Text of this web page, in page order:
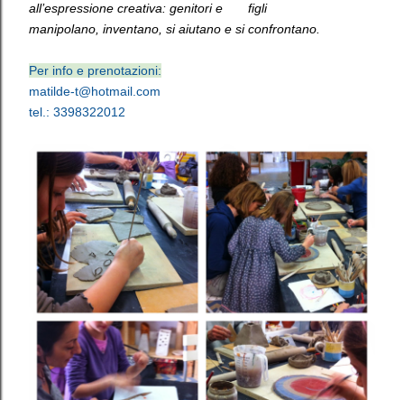
all’espressione creativa: genitori e figli
manipolano, inventano, si aiutano e si confrontano.
Per info e prenotazioni:
matilde-t@hotmail.com
tel.: 3398322012